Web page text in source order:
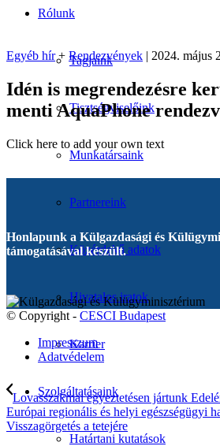
Rólunk
Tagjaink
Tisztségviselőink
Munkatársaink
Partnereink
Közérdekű adatok
Hivatalos iratok
Karrier
Szolgáltatásaink
Határtani kutatások
Egyéb hír+ Rendezvények | 2024. május
Idén is megrendezésre
menti AquaPhone
Click here to add your own text
Honlapunk a Külgazdasági és
támogatásával készült.
© Copyright - CESCI Budapest
Impresszum
Adatvédelem
Lovasszakmai egyeztetésen jártunk
Európai regionális és helyi egészségügyi
Visszagörgetés a tetejére